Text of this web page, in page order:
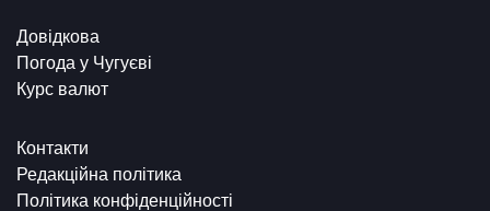
Довідкова
Погода у Чугуєві
Курс валют
Контакти
Редакційна політика
Політика конфіденційності